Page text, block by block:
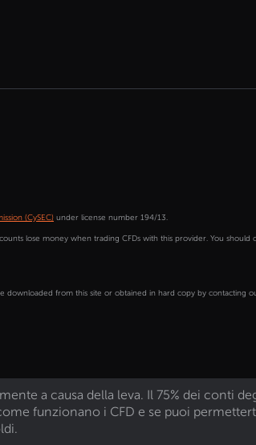
(CySEC) under license number 194/13.
lose money when trading CFDs with this provider. You
downloaded from this site or obtained in hard copy by contacting
a causa della leva. Il 75% dei conti
funzionano i CFD e se puoi